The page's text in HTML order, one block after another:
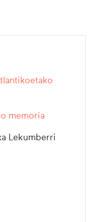
memoria
Lekumberri